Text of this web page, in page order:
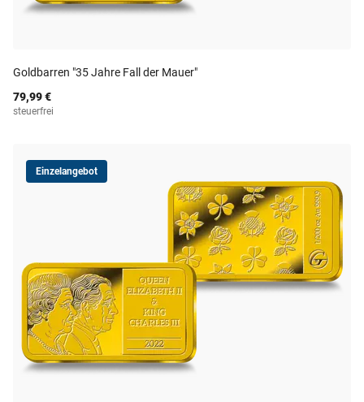
Goldbarren "35 Jahre Fall der Mauer"
79,99 €
steuerfrei
Einzelangebot